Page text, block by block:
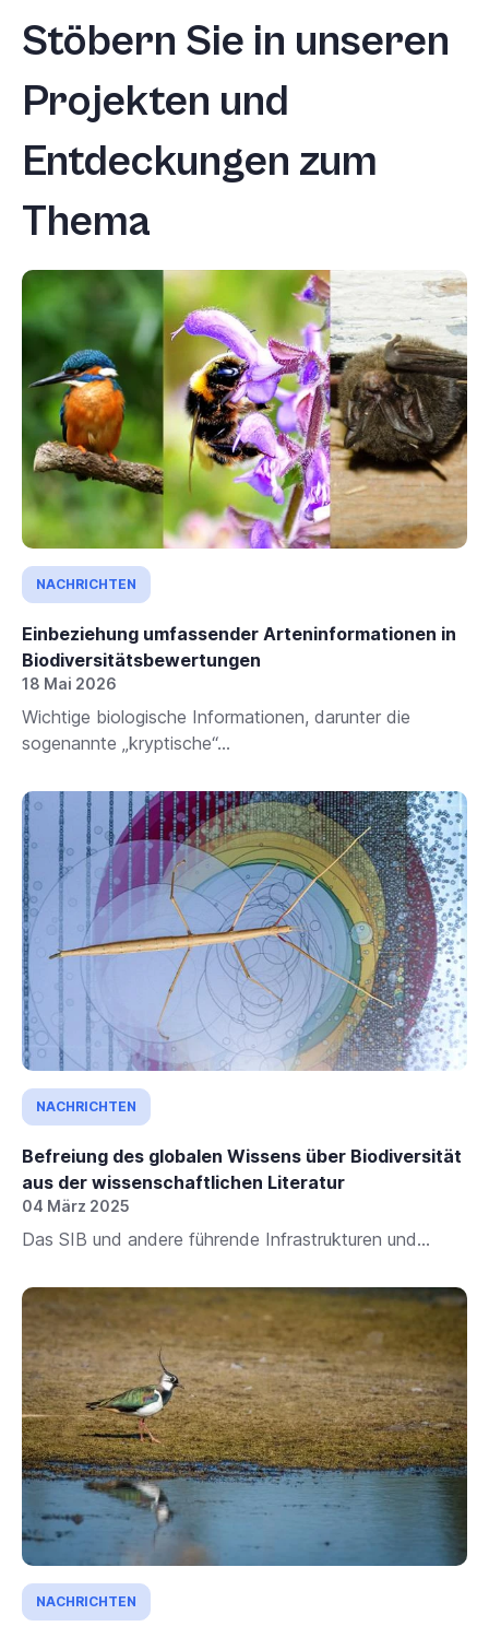
shortcut
screen
reader
you
navigate
and
with
content.
Stöbern Sie in unseren
Projekten und
Entdeckungen zum
Thema
NACHRICHTEN
Einbeziehung umfassender Arteninformationen in
Biodiversitätsbewertungen
18 Mai 2026
Wichtige biologische Informationen, darunter die
sogenannte „kryptische“...
NACHRICHTEN
Befreiung des globalen Wissens über Biodiversität
aus der wissenschaftlichen Literatur
04 März 2025
Das SIB und andere führende Infrastrukturen und...
NACHRICHTEN